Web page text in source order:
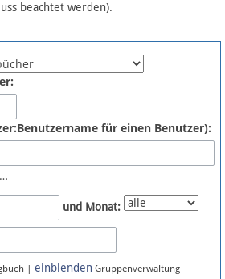
beachtet werden).
für einen Benutzer):
und Monat:
| einblenden Gruppenverwaltung-